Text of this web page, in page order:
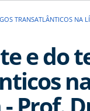
TRANSATLÂNTICOS NA
e do